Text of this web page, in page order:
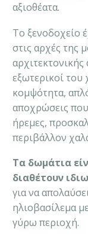
αξιοθέατα.
Το ξενοδοχείο
στις αρχές της
αρχιτεκτονικής
εξωτερικοί του
κομψότητα,
αποχρώσεις που
ήρεμες,
περιβάλλον
Τα δωμάτια
διαθέτουν
για να
ηλιοβασίλεμα
γύρω περιοχή.